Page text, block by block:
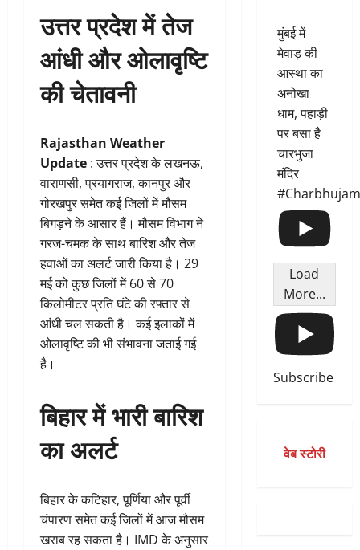
उत्तर प्रदेश में तेज
आंधी और ओलावृष्टि
की चेतावनी
Rajasthan Weather
Update : उत्तर प्रदेश के लखनऊ,
वाराणसी, प्रयागराज, कानपुर और
गोरखपुर समेत कई जिलों में मौसम
बिगड़ने के आसार हैं। मौसम विभाग ने
गरज-चमक के साथ बारिश और तेज
हवाओं का अलर्ट जारी किया है। 29
मई को कुछ जिलों में 60 से 70
किलोमीटर प्रति घंटे की रफ्तार से
आंधी चल सकती है। कई इलाकों में
ओलावृष्टि की भी संभावना जताई गई
है।
बिहार में भारी बारिश
का अलर्ट
बिहार के कटिहार, पूर्णिया और पूर्वी
चंपारण समेत कई जिलों में आज मौसम
खराब रह सकता है। IMD के अनुसार
मुंबई में
मेवाड़ की
आस्था का
अनोखा
धाम, पहाड़ी
पर बसा है
चारभुजा
मंदिर
Load
More...
Subscribe
वेब स्टोरी